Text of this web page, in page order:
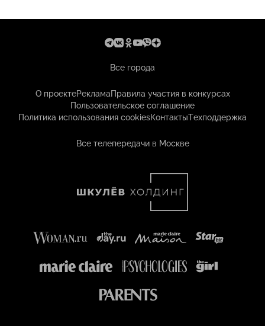
Все города
О проектеРекламаПравила участия в конкурсах
Пользовательское соглашение
Политика использования cookiesКонтактыТехподдержка
Все телепередачи в Москве